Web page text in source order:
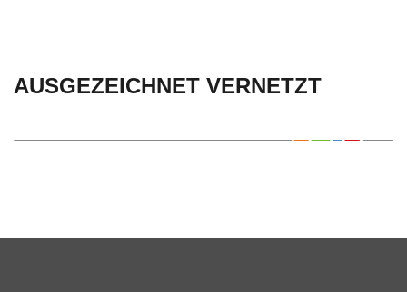
AUSGEZEICHNET VERNETZT